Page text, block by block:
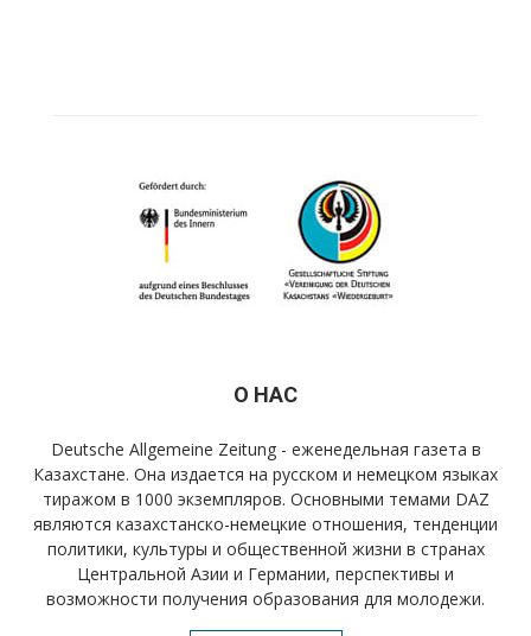
О НАС
Deutsche Allgemeine Zeitung - еженедельная газета в
Казахстане. Она издается на русском и немецком языках
тиражом в 1000 экземпляров. Основными темами DAZ
являются казахстанско-немецкие отношения, тенденции
политики, культуры и общественной жизни в странах
Центральной Азии и Германии, перспективы и
возможности получения образования для молодежи.